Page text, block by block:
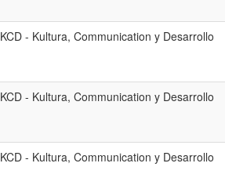
KCD - Kultura, Communication y Desarrollo
KCD - Kultura, Communication y Desarrollo
KCD - Kultura, Communication y Desarrollo